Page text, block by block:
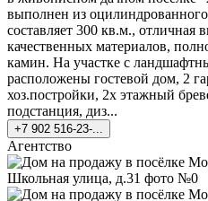
выполнен из
составляет 300 кв.м., отличная
качественных материалов,
камин. На участке с
расположены гостевой дом, 2
хоз.постройки, 2х этажный
подстанция, диз...
+7 902 516-23-...
Агентство